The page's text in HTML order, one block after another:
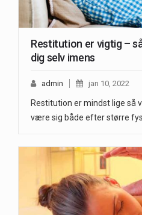
Restitution er vigtig –
dig selv imens
admin jan 10, 2022
Restitution er mindst lige så
være sig både efter større